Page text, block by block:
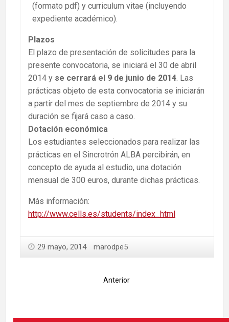
(formato pdf) y curriculum vitae (incluyendo
expediente académico).
Plazos
El plazo de presentación de solicitudes para la
presente convocatoria, se iniciará el 30 de abril
2014 y se cerrará el 9 de junio de 2014 . Las
prácticas objeto de esta convocatoria se iniciarán
a partir del mes de septiembre de 2014 y su
duración se fijará caso a caso.
Dotación económica
Los estudiantes seleccionados para realizar las
prácticas en el Sincrotrón ALBA percibirán, en
concepto de ayuda al estudio, una dotación
mensual de 300 euros, durante dichas prácticas.
Más información:
http://www.cells.es/students/index_html
29 mayo, 2014 marodpe5
Anterior